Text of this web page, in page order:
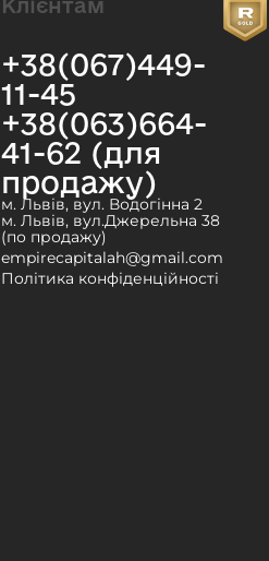
Клієнтам
+38(067)449-
11-45
+38(063)664-
41-62 (для
продажу)
м. Львів, вул. Водогінна 2
м. Львів, вул.Джерельна 38
(по продажу)
empirecapitalah@gmail.com
Політика конфіденційності